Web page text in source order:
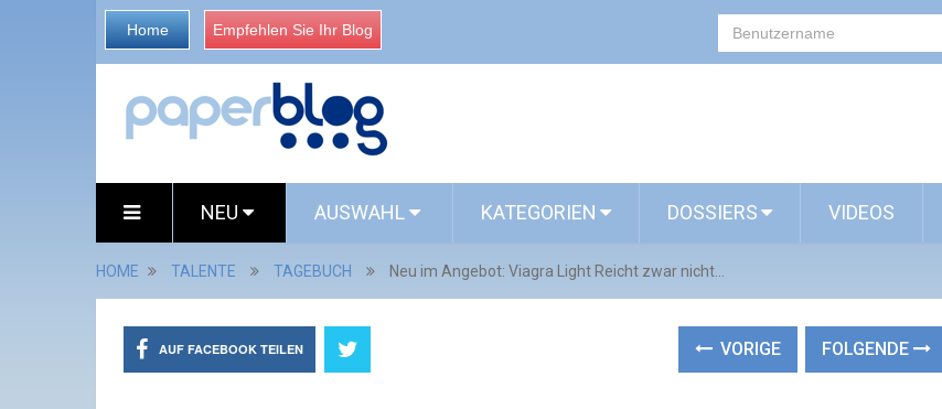
Home Empfehlen Sie Ihr Blog
NEU AUSWAHL KATEGORIEN DOSSIERS VIDEOS
HOME TALENTE TAGEBUCH Neu im Angebot: Viagra Light Reicht zwar nicht...
AUF FACEBOOK TEILEN VORIGE FOLGENDE